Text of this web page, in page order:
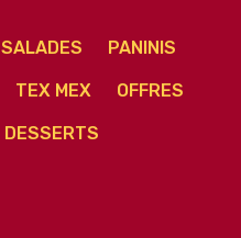
SALADES PANINIS
TEX MEX OFFRES
DESSERTS